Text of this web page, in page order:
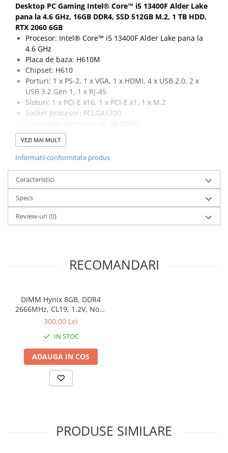
Componente All-in-One
Monitoare
Monitoare NOI
Monitoare Refurbished
Monitoare Renew
Monitoare Second-Hand
Servere
Hard Disk-uri SERVER
Cabinete metalice
Carcase server
Memorii RAM Server
Procesoare server
Sisteme server
Stabilizatoare de tensiune
Hard Disk-uri & SSD-uri externe
UPS-uri
Accesorii UPS-uri
Statii GRAFICE
Statii GRAFICE NOI
Statii GRAFICE Refurbished
Imprimante&Consumabile
Cartuse cerneala
Desktop PC Gaming Intel® Core™ i5 13400F Alder Lake
pana la 4.6 GHz, 16GB DDR4, SSD 512GB M.2, 1 TB HDD,
RTX 2060 6GB
Procesor: Intel® Core™ i5 13400F Alder Lake pana la
4.6 GHz
Placa de baza: H610M
Chipset: H610
Porturi: 1 x PS-2, 1 x VGA, 1 x HDMI, 4 x USB 2.0, 2 x
USB 3.2 Gen 1, 1 x RJ-45
Sloturi: 1 x PCI-E x16, 1 x PCI-E x1, 1 x M.2
Socket procesor: FCLGA1700
Capacitate stocare: 512 GB SSD M.2 + 1 TB HDD
Placa video: RTX 2060, 6 GB, 192-bit, 1 x DVI, 1 x HDMI,
2 x DisplayPort, 1 x USB-C
VEZI MAI MULT
Informatii conformitate produs
Caracteristici
Specs
Review-uri(0)
RECOMANDARI
DIMM Hynix 8GB, DDR4
2666MHz, CL19, 1.2V, Non-
ECC, bulk
300,00 Lei
IN STOC
ADAUGA IN COS
PRODUSE SIMILARE